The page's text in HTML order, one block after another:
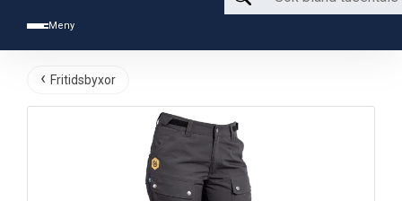
Meny
bland
produkter
Fritidsbyxor